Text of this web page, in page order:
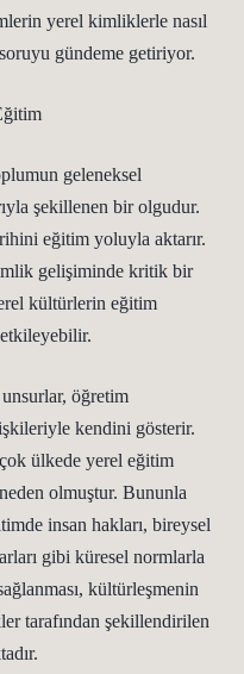
yerel kimliklerle nasıl
gündeme getiriyor.
geleneksel
şekillenen bir olgudur.
eğitim yoluyla aktarır.
gelişiminde kritik bir
kültürlerin eğitim
öğretim
kendini gösterir.
ülkede yerel eğitim
olmuştur. Bununla
insan hakları, bireysel
gibi küresel normlarla
kültürleşmenin
tarafından şekillendirilen